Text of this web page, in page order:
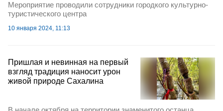
Мероприятие проводили сотрудники городкого культурно-
туристического центра
10 января 2024, 11:13
Пришлая и невинная на первый
взгляд традиция наносит урон
живой природе Сахалина